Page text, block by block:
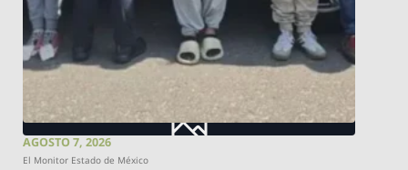
AGOSTO 7, 2026
El Monitor Estado de México